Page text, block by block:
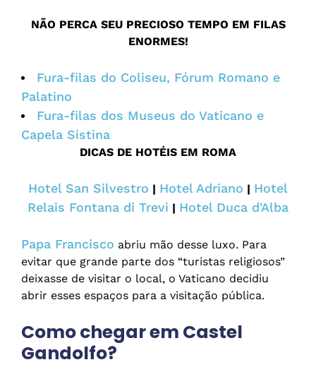
NÃO PERCA SEU PRECIOSO TEMPO EM FILAS
ENORMES!
Fura-filas do Coliseu, Fórum Romano e
Palatino
Fura-filas dos Museus do Vaticano e
Capela Sistina
DICAS DE HOTÉIS EM ROMA
Hotel San Silvestro | Hotel Adriano | Hotel
Relais Fontana di Trevi | Hotel Duca d'Alba
Papa Francisco abriu mão desse luxo. Para
evitar que grande parte dos “turistas religiosos”
deixasse de visitar o local, o Vaticano decidiu
abrir esses espaços para a visitação pública.
Como chegar em Castel
Gandolfo?